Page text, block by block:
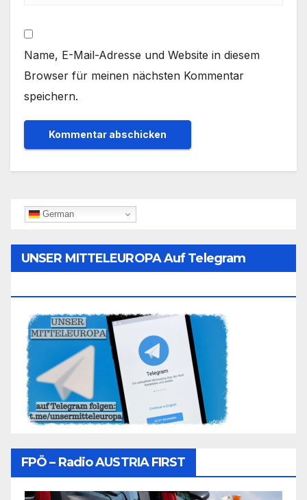
Name, E-Mail-Adresse und Website in diesem
Browser für meinen nächsten Kommentar
speichern.
German
UNSER MITTELEUROPA Auf Telegram
FPÖ – Radio AUSTRIA FIRST